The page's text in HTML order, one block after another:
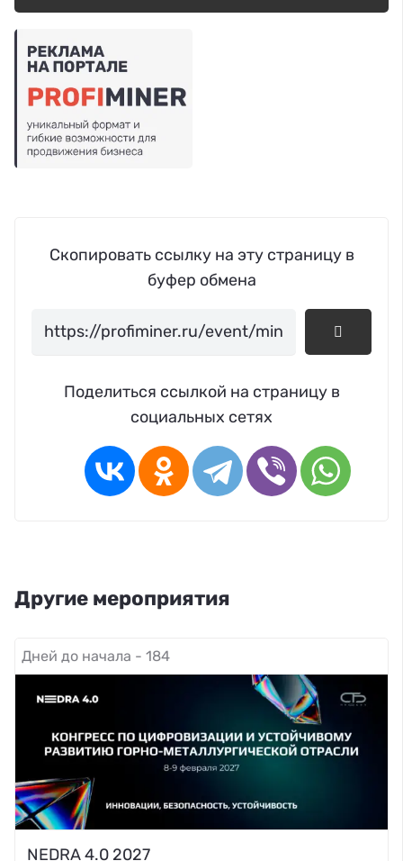
Скопировать ссылку на эту страницу в
буфер обмена
Поделиться ссылкой на страницу в
социальных сетях
Другие мероприятия
Дней до начала - 184
NEDRA 4.0 2027